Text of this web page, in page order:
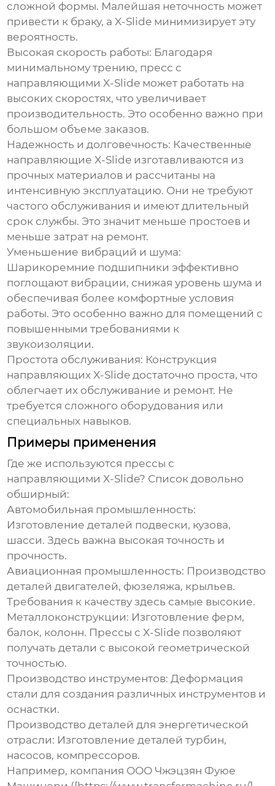
сложной формы. Малейшая неточность может
привести к браку, а X-Slide минимизирует эту
вероятность.
Высокая скорость работы: Благодаря
минимальному трению, пресс с
направляющими X-Slide может работать на
высоких скоростях, что увеличивает
производительность. Это особенно важно при
большом объеме заказов.
Надежность и долговечность: Качественные
направляющие X-Slide изготавливаются из
прочных материалов и рассчитаны на
интенсивную эксплуатацию. Они не требуют
частого обслуживания и имеют длительный
срок службы. Это значит меньше простоев и
меньше затрат на ремонт.
Уменьшение вибраций и шума:
Шарикоремние подшипники эффективно
поглощают вибрации, снижая уровень шума и
обеспечивая более комфортные условия
работы. Это особенно важно для помещений с
повышенными требованиями к
звукоизоляции.
Простота обслуживания: Конструкция
направляющих X-Slide достаточно проста, что
облегчает их обслуживание и ремонт. Не
требуется сложного оборудования или
специальных навыков.
Примеры применения
Где же используются прессы с
направляющими X-Slide? Список довольно
обширный:
Автомобильная промышленность:
Изготовление деталей подвески, кузова,
шасси. Здесь важна высокая точность и
прочность.
Авиационная промышленность: Производство
деталей двигателей, фюзеляжа, крыльев.
Требования к качеству здесь самые высокие.
Металлоконструкции: Изготовление ферм,
балок, колонн. Прессы с X-Slide позволяют
получать детали с высокой геометрической
точностью.
Производство инструментов: Деформация
стали для создания различных инструментов и
оснастки.
Производство деталей для энергетической
отрасли: Изготовление деталей турбин,
насосов, компрессоров.
Например, компания ООО Чжэцзян Фуюе